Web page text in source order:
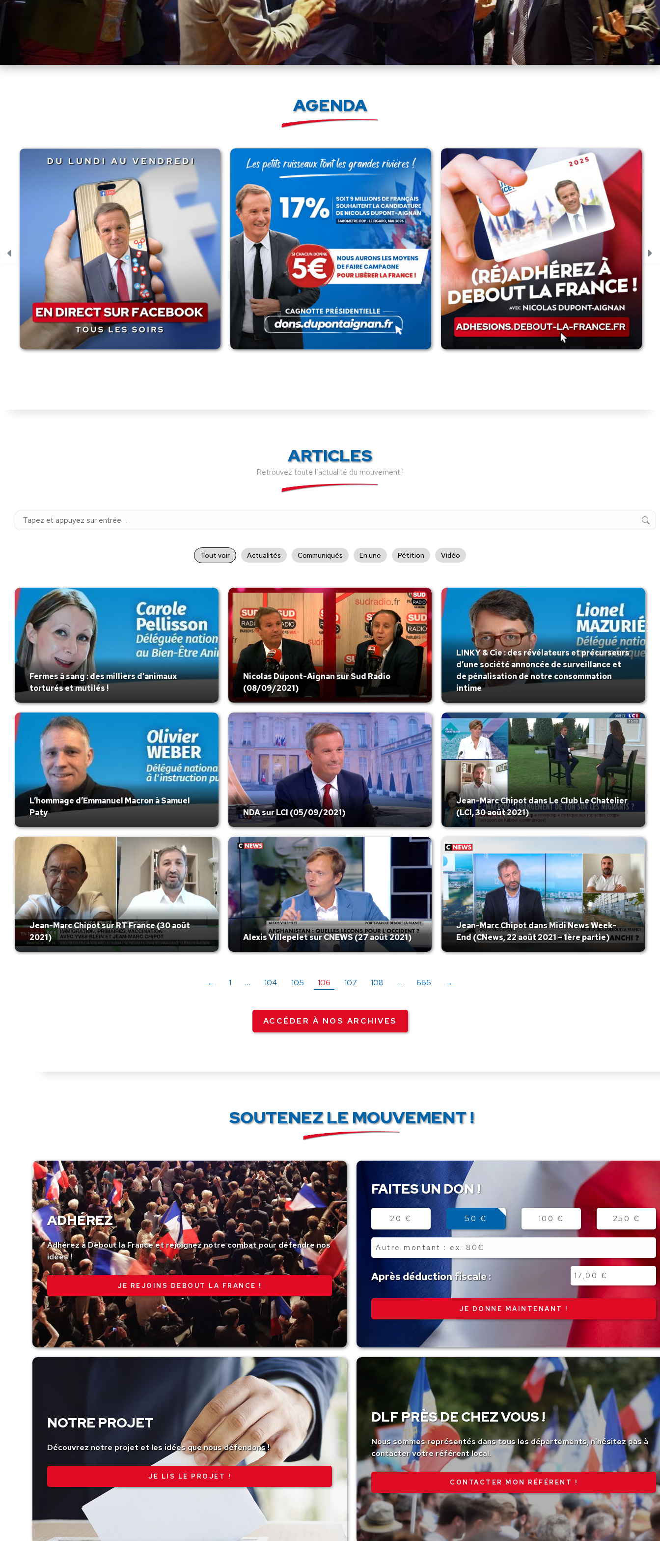
AGENDA
ARTICLES
Retrouvez toute l’actualité du mouvement !
Recherche
Tout voir Actualités Communiqués En une Pétition Vidéo
Fermes à sang : des milliers d’animaux
torturés et mutilés !
Nicolas Dupont-Aignan sur Sud Radio
(08/09/2021)
LINKY & Cie : des révélateurs et précurseurs
d’une société annoncée de surveillance et
de pénalisation de notre consommation
intime
L’hommage d’Emmanuel Macron à Samuel
Paty
NDA sur LCI (05/09/2021)
Jean-Marc Chipot dans Le Club Le Chatelier
(LCI, 30 août 2021)
Jean-Marc Chipot sur RT France (30 août
2021)
Alexis Villepelet sur CNEWS (27 août 2021)
Jean-Marc Chipot dans Midi News Week-
End (CNews, 22 août 2021 – 1ère partie)
← 1 … 104 105 106 107 108 … 666 →
ACCÉDER À NOS ARCHIVES
SOUTENEZ LE MOUVEMENT !
ADHÉREZ
Adhérez à Debout la France et rejoignez notre combat pour défendre nos
idées !
JE REJOINS DEBOUT LA FRANCE !
FAITES UN DON !
Montant
20 € 50 € 100 € 250 €
Autre
montant
Après déduction fiscale :
NOTRE PROJET
Découvrez notre projet et les idées que nous défendons !
JE LIS LE PROJET !
DLF PRÈS DE CHEZ VOUS !
Nous sommes représentés dans tous les départements, n’hésitez pas à
contacter votre référent local.
CONTACTER MON RÉFÉRENT !